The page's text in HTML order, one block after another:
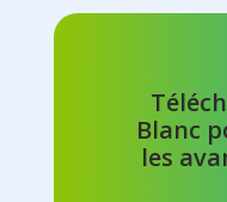
Blanc
les